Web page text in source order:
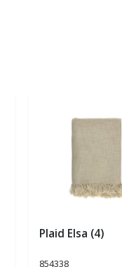
Plaid Elsa (4)
854338